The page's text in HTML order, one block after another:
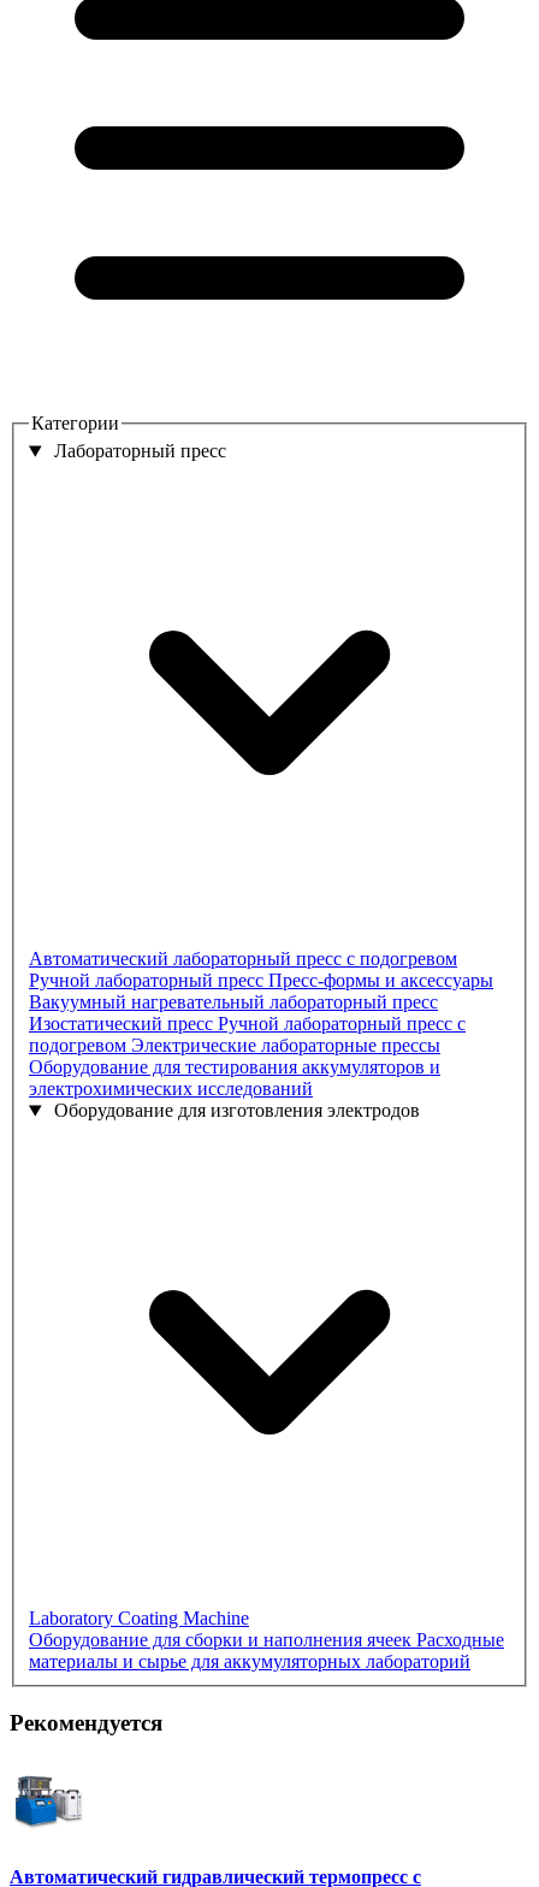
Категории
Лабораторный пресс
Автоматический лабораторный пресс с подогревом
Ручной лабораторный пресс Пресс-формы и аксессуары
Вакуумный нагревательный лабораторный пресс
Изостатический пресс Ручной лабораторный пресс с
подогревом Электрические лабораторные прессы
Оборудование для тестирования аккумуляторов и
электрохимических исследований
Оборудование для изготовления электродов
Laboratory Coating Machine
Оборудование для сборки и наполнения ячеек Расходные
материалы и сырье для аккумуляторных лабораторий
Рекомендуется
Автоматический гидравлический термопресс с